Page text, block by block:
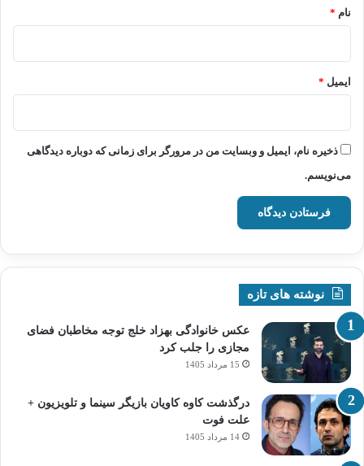
نام *
ایمیل *
ذخیره نام، ایمیل و وبسایت من در مرورگر برای زمانی که دوباره دیدگاهی
می‌نویسم.
نوشته های تازه
عکس خانوادگی بهزاد خلج توجه مخاطبان فضای
مجازی را جلب کرد
15 مرداد 1405
درگذشت کاوه کاویان بازیگر سینما و تلویزیون +
علت فوت
14 مرداد 1405